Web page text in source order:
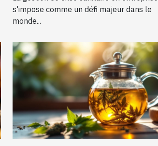
s'impose comme un défi majeur dans le
monde...